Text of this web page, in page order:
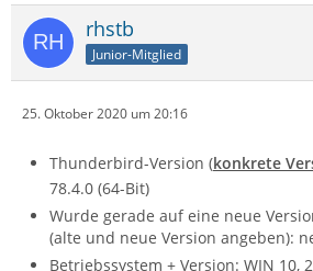
rhstb
Junior-Mitglied
25. Oktober 2020 um 20:16
Thunderbird-Version (konkrete
78.4.0 (64-Bit)
Wurde gerade auf eine neue
(alte und neue Version angeben):
Betriebssystem + Version: WIN 10,